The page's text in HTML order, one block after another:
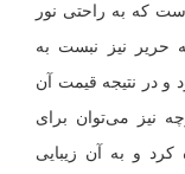
که به راحتی نور
حریر نیز نبست به
و در نتیجه قیمت آن
نیز می‌توان برای
و به آن زیبایی